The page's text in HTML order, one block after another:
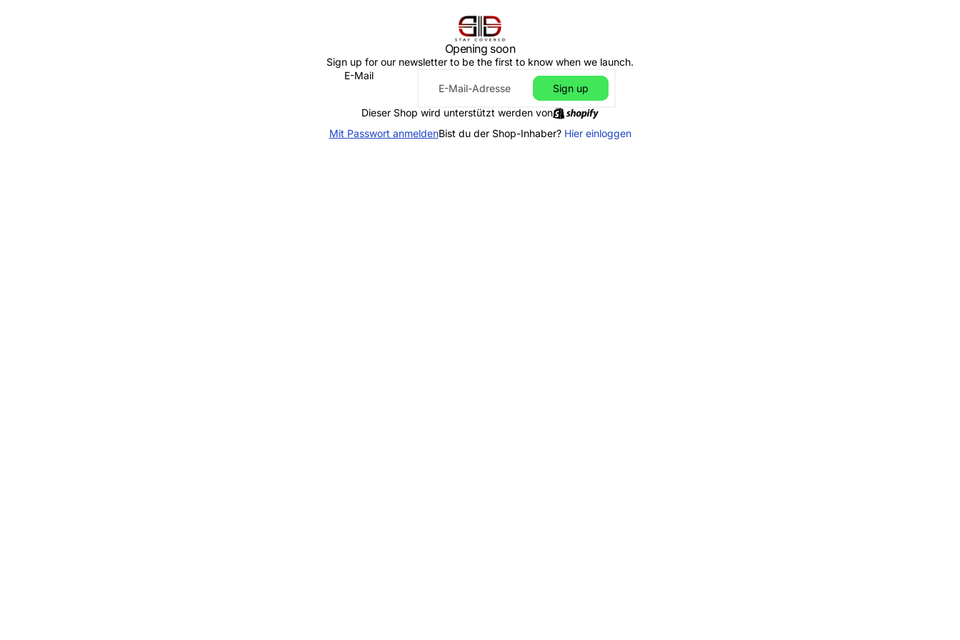
Opening soon
Sign up for our newsletter to be the first to know when we launch.
E-Mail
Sign up
Dieser Shop wird unterstützt werden von
Mit Passwort anmeldenBist du der Shop-Inhaber? Hier einloggen